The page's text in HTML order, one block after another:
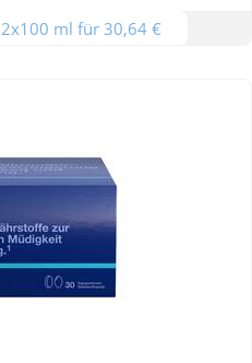
2x100 ml für 30,64 €